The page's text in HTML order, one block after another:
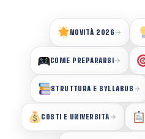
NOVITÀ 2026
COME PREPARARSI
STRUTTURA E SYLLABUS
COSTI E UNIVERSITÀ